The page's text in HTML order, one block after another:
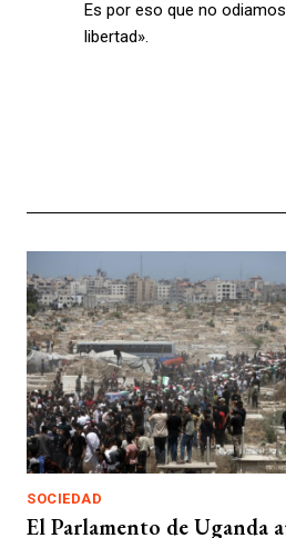
Es por eso que no
libertad».
SOCIEDAD
El Parlamento de Uganda